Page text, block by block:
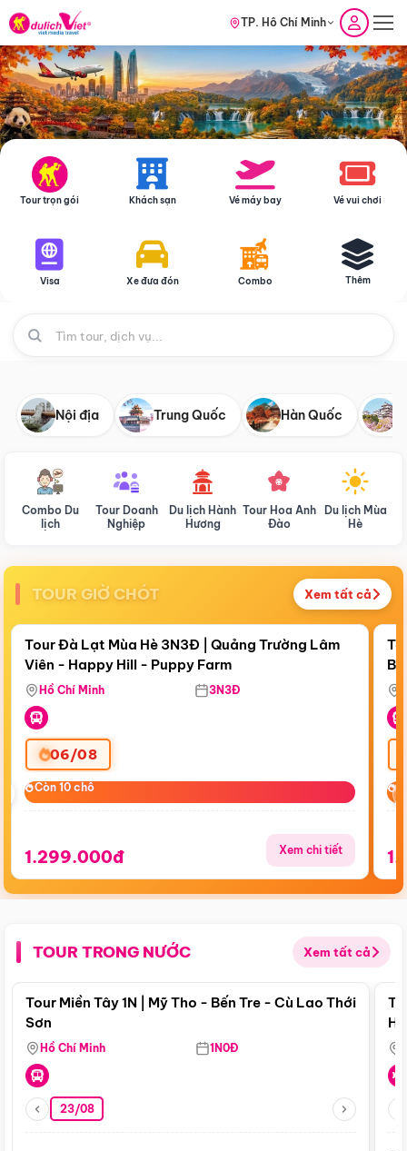
TP. Hồ Chí Minh
Tour trọn gói Khách sạn Vé máy bay Vé vui chơi
Visa Xe đưa đón Combo Thêm
Nội địa Trung Quốc Hàn Quốc
Combo Du
lịch
Tour Doanh
Nghiệp
Du lịch Hành
Hương
Tour Hoa Anh
Đào
Du lịch Mùa
Hè
TOUR GIỜ CHÓT Xem tất cả
Còn19:40:51
Điểm nổi bật
Tour Đà Lạt Mùa Hè 3N3Đ | Quảng Trường Lâm
Viên - Happy Hill - Puppy Farm
Hồ Chí Minh 3N3Đ
06/08
Còn 10 chỗ
Còn 10 chỗ
1.299.000đ Xem chi tiết
TOUR TRONG NƯỚC Xem tất cả
Điểm nổi bật
Tour Miền Tây 1N | Mỹ Tho - Bến Tre - Cù Lao Thới
Sơn
Hồ Chí Minh 1N0Đ
23/08